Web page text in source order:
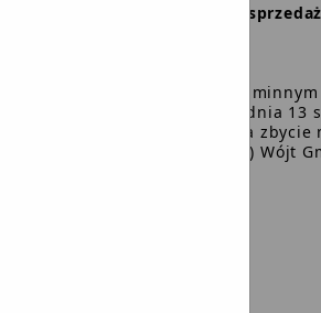
przetargów na
1990 r. o samorządzie
Rady Ministrów z dnia 13
przetargów na zbycie
gminy ( Dz. U. Nr 9, poz. 30) Wójt